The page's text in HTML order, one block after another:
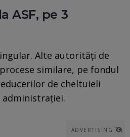
ASF, pe 3
Alte autorităţi de
similare, pe fondul
de cheltuieli
ADVERTISING